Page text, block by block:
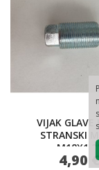
VIJAK GLAVE
STRANSKI
M18X1,25
4,90 €